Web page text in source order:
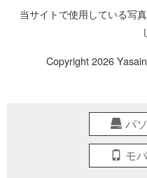
当サイトで使用している写
Copyright 2026
パ
モ